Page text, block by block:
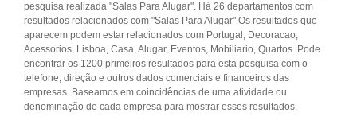
pesquisa realizada "Salas Para Alugar". Há 26 departamentos com
resultados relacionados com "Salas Para Alugar".Os resultados que
aparecem podem estar relacionados com Portugal, Decoracao,
Acessorios, Lisboa, Casa, Alugar, Eventos, Mobiliario, Quartos. Pode
encontrar os 1200 primeiros resultados para esta pesquisa com o
telefone, direção e outros dados comerciais e financeiros das
empresas. Baseamos em coincidências de uma atividade ou
denominação de cada empresa para mostrar esses resultados.